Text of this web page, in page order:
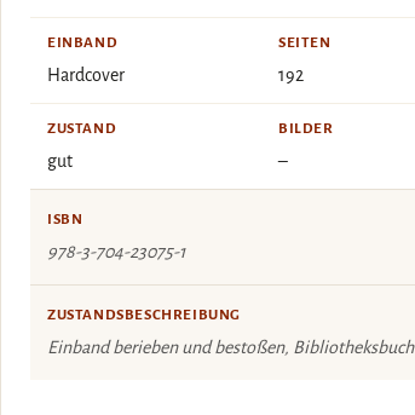
EINBAND
Hardcover
SEITEN
192
ZUSTAND
gut
BILDER
–
ISBN
978-3-704-23075-1
ZUSTANDSBESCHREIBUNG
Einband berieben und bestoßen, Bibliotheksbuch